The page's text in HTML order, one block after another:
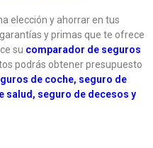
elección y ahorrar en tus
y primas que te ofrece
su comparador de seguros
podrás obtener presupuesto
de coche, seguro de
salud , seguro de decesos y